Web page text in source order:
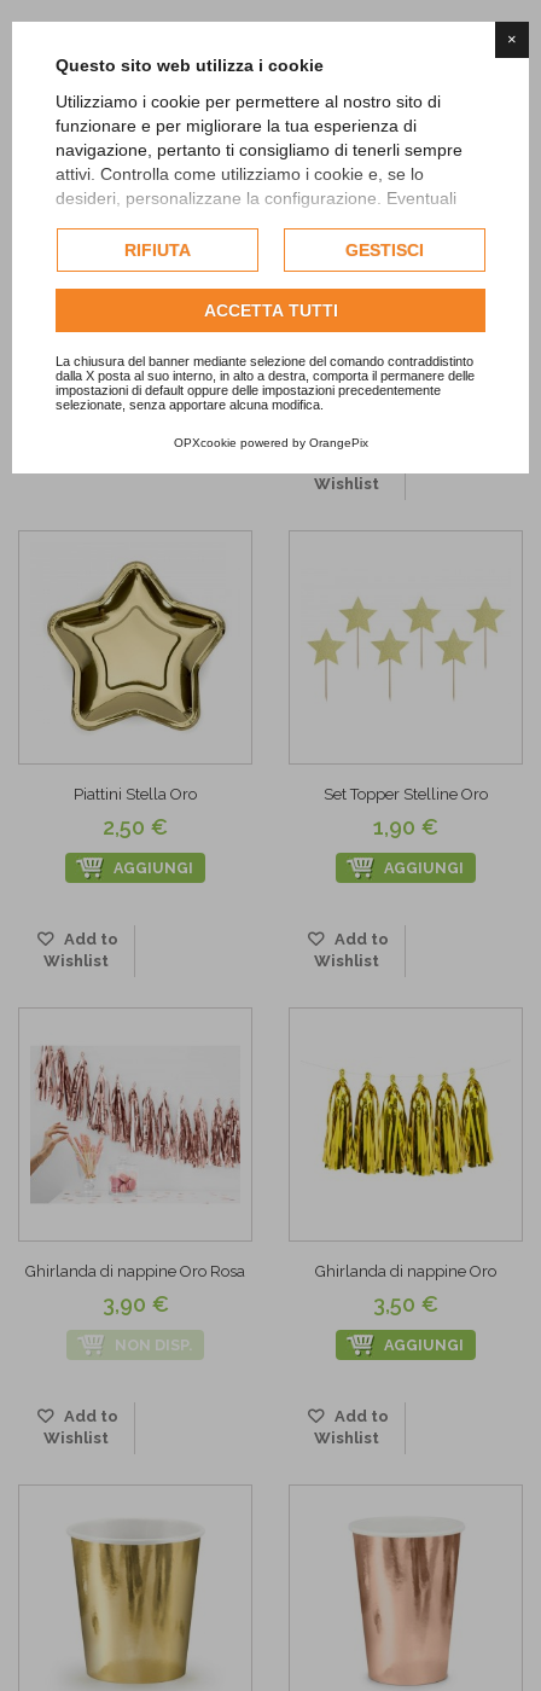
×
Questo sito web utilizza i cookie
Utilizziamo i cookie per permettere al nostro sito di
funzionare e per migliorare la tua esperienza di
navigazione, pertanto ti consigliamo di tenerli sempre
attivi. Controlla come utilizziamo i cookie e, se lo
desideri, personalizzane la configurazione. Eventuali
esclusivamente previa acquisizione del consenso
dell'utente.
Consulta l'informativa cookie completa.
RIFIUTA GESTISCI
ACCETTA TUTTI
La chiusura del banner mediante selezione del comando contraddistinto
dalla X posta al suo interno, in alto a destra, comporta il permanere delle
impostazioni di default oppure delle impostazioni precedentemente
selezionate, senza apportare alcuna modifica.
OPXcookie powered by OrangePix
Table Runner Iuta 5m
AGGIUNGI
Table Runner Iuta con pizzo
8,90 €
AGGIUNGI
Wishlist
Piattini Stella Oro
2,50 €
AGGIUNGI
Add to
Wishlist
Set Topper Stelline Oro
1,90 €
AGGIUNGI
Add to
Wishlist
Ghirlanda di nappine Oro Rosa
3,90 €
NON DISP.
Add to
Wishlist
Ghirlanda di nappine Oro
3,50 €
AGGIUNGI
Add to
Wishlist